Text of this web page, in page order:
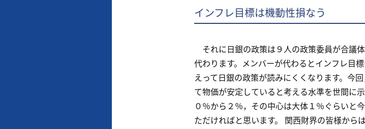
インフレ目標は機動性損なう
それに日銀の政策は９人の政策委員が合議
代わります。メンバーが代わるとインフレ目
えって日銀の政策が読みにくくなります。今
て物価が安定していると考える水準を世間に
０％から２％，その中心は大体１％ぐらいと
ただければと思います。 関西財界の皆様から